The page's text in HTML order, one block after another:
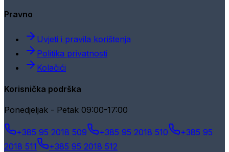
Pravno
Uvjeti i pravila korištenja
Politika privatnosti
Kolačići
Korisnička podrška
Ponedjeljak - Petak 09:00-17:00
+385 95 2018 509 +385 95 2018 510
+385 95
2018 511
+385 95 2018 512